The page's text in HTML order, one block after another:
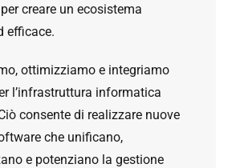
creare un ecosistema
efficace.
ottimizziamo e integriamo
l’infrastruttura informatica
consente di realizzare nuove
che unificano,
e potenziano la gestione